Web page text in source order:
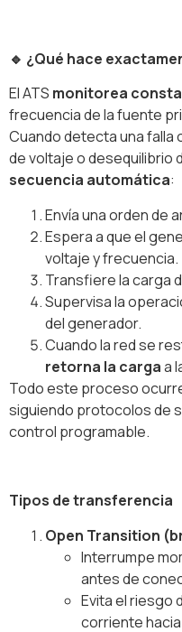
🔹 ¿Qué hace
El ATS monitorea
frecuencia de la fuente
Cuando detecta una falla
de voltaje o desequilibrio
secuencia automática:
Envía una orden de
Espera a que el
voltaje y frecuencia.
Transfiere la carga
Supervisa la
del generador.
Cuando la red se
retorna la cargaa
Todo este proceso
siguiendo protocolos de
control programable.
Tipos de transferencia
Open Transition
Interrumpe
antes de
Evita el riesgo
corriente